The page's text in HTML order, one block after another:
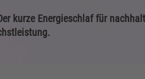
kurze Energieschlaf für